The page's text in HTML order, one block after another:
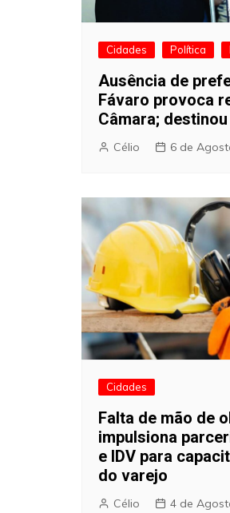
Cidades Política
Ausência de
Fávaro provoca
Câmara;
Célio 6 de
Cidades
Falta de mão de
impulsiona
e IDV para
do varejo
Célio 4 de